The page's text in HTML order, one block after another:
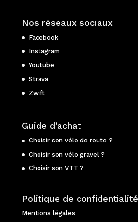
Nos réseaux sociaux
Facebook
Instagram
Youtube
Strava
Zwift
Guide d’achat
Choisir son vélo de route ?
Choisir son vélo gravel ?
Choisir son VTT ?
Politique de confidentialité
Mentions légales